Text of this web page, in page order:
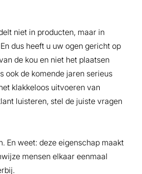
niet in producten, maar in
dus heeft u uw ogen gericht op
de kou en niet het plaatsen
ook de komende jaren serieus
klakkeloos uitvoeren van
luisteren, stel de juiste vragen
En weet: deze eigenschap maakt
mensen elkaar eenmaal